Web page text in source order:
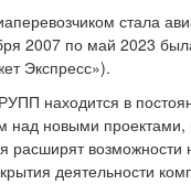
стала
2007 по май 2023
Экспресс»).
находится в
над новыми проектами,
расширят возможности
деятельности